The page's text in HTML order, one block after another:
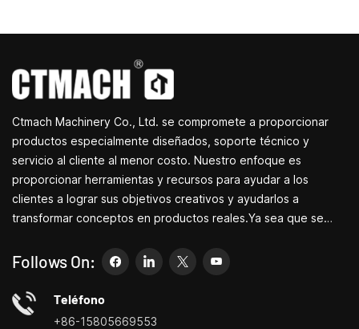
Ctmach Machinery Co., Ltd. se compromete a proporcionar
productos especialmente diseñados, soporte técnico y
servicio al cliente al menor costo. Nuestro enfoque es
proporcionar herramientas y recursos para ayudar a los
clientes a lograr sus objetivos creativos y ayudarlos a
transformar conceptos en productos reales.Ya sea que se
simplemente sea un emprendedor creativo, las pequeñas
máquinas herramienta de Bite pueden permitirle satisfacer sus
necesidades de manera más fácil, rápida y
económica.Especializados en pequeños centros de
Follows On:
Teléfono
+86-15805669553